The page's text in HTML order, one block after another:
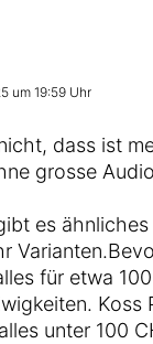
um 19:59 Uhr
dass ist
grosse
es
für etwa
Koss
unter 100